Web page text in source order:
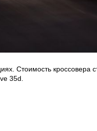
Стоимость кроссовера
35d.